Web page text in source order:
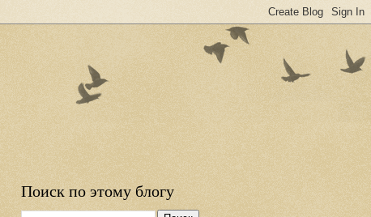
Поиск по этому блогу